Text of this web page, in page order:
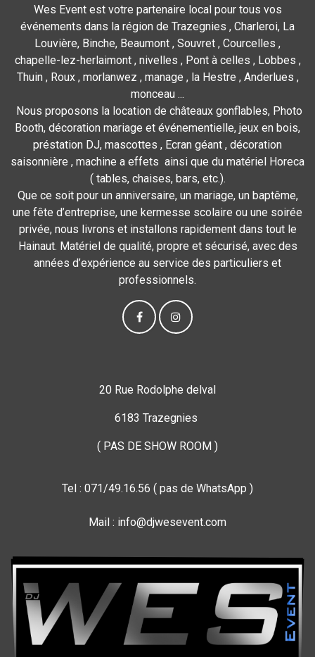
Wes Event est votre partenaire local pour tous vos
événements dans la région de Trazegnies , Charleroi, La
Louvière, Binche, Beaumont , Souvret , Courcelles ,
chapelle-lez-herlaimont , nivelles , Pont à celles , Lobbes ,
Thuin , Roux , morlanwez , manage , la Hestre , Anderlues ,
monceau ...
Nous proposons la location de châteaux gonflables, Photo
Booth, décoration mariage et événementielle, jeux en bois,
préstation DJ, mascottes , Ecran géant , décoration
saisonnière , machine a effets ainsi que du matériel Horeca
( tables, chaises, bars, etc.).
Que ce soit pour un anniversaire, un mariage, un baptême,
une fête d’entreprise, une kermesse scolaire ou une soirée
privée, nous livrons et installons rapidement dans tout le
Hainaut. Matériel de qualité, propre et sécurisé, avec des
années d’expérience au service des particuliers et
professionnels.
20 Rue Rodolphe delval
6183 Trazegnies
( PAS DE SHOW ROOM )
Tel : 071/49.16.56 ( pas de WhatsApp )
Mail : info@djwesevent.com